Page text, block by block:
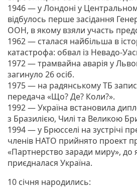
1946 — у Лондоні у
відбулось перше засідання
ООН, в якому взяли участь
1962 — сталася найбільша в
катастрофа: обвал із Невадо-
1972 — трамвайна аварія у
загинуло 26 осіб.
1975 — на радянському ТБ
передача «Що? Де? Коли?».
1992 — Україна встановила
з Бразилією, Чилі та Великою
1994 — у Брюсселі на зустрічі
членів НАТО прийнято проект
«Партнерство заради миру», до
приєдналася Україна.
10 січня народились: